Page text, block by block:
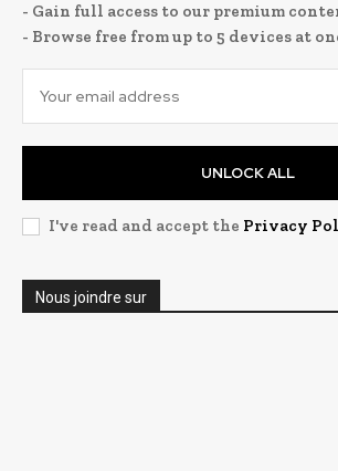
- Gain full access to our premium
- Browse free from up to 5 devices at
UNLOCK ALL
I've read and accept the Privacy
Nous joindre sur